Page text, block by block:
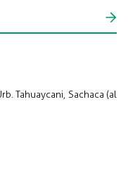
Tahuaycani, Sachaca (al